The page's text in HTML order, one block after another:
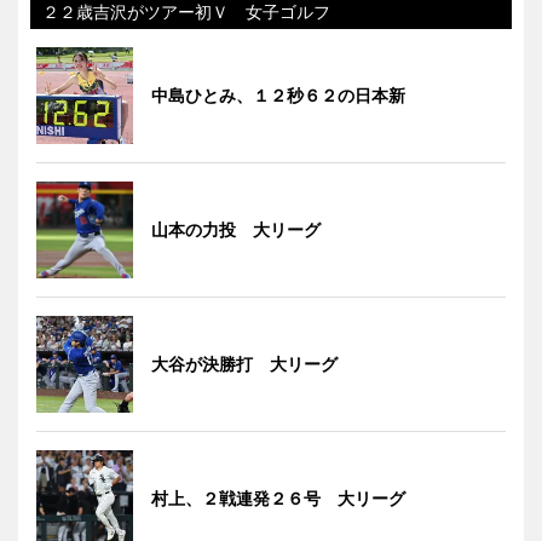
２２歳吉沢がツアー初Ｖ 女子ゴルフ
中島ひとみ、１２秒６２の日本新
山本の力投 大リーグ
大谷が決勝打 大リーグ
村上、２戦連発２６号 大リーグ